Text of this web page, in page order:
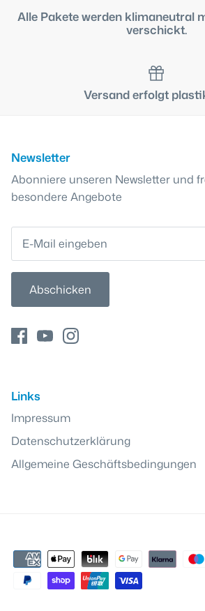
Alle Pakete werden klimaneutral
verschickt.
Versand erfolgt
Newsletter
Abonniere unseren Newsletter und
besondere Angebote
Abschicken
Links
Impressum
Datenschutzerklärung
Allgemeine Geschäftsbedingungen